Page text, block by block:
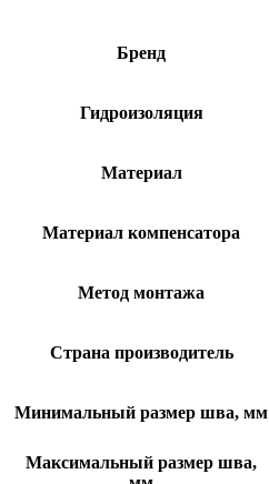
Бренд
Гидроизоляция
Материал
Материал компенсатора
Метод монтажа
Страна производитель
Минимальный размер шва, мм
Максимальный размер шва,